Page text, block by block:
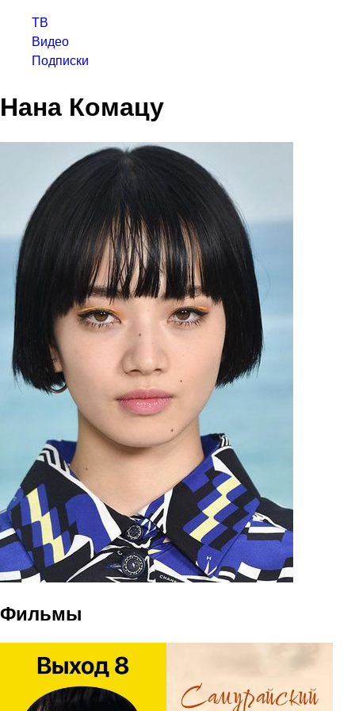
ТВ
Видео
Подписки
Нана Комацу
Фильмы